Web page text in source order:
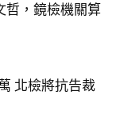
哲，鏡檢機關算
北檢將抗告裁